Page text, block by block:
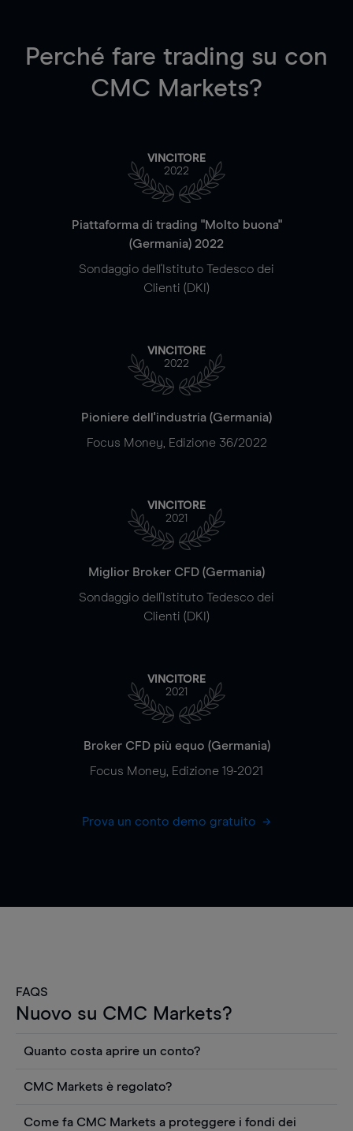
Perché fare trading su con
CMC Markets?
VINCITORE
2022
Piattaforma di trading "Molto buona"
(Germania) 2022
Sondaggio dell'Istituto Tedesco dei
Clienti (DKI)
VINCITORE
2022
Pioniere dell'industria (Germania)
Focus Money, Edizione 36/2022
VINCITORE
2021
Miglior Broker CFD (Germania)
Sondaggio dell'Istituto Tedesco dei
Clienti (DKI)
VINCITORE
2021
Broker CFD più equo (Germania)
Focus Money, Edizione 19-2021
Prova un conto demo gratuito
FAQS
Nuovo su CMC Markets?
Quanto costa aprire un conto?
Puoi anche visualizzare gratuitamente i prezzi e
utilizzare strumenti come grafici, notizie Reuters
CMC Markets è regolato?
Come fa CMC Markets a proteggere i fondi dei